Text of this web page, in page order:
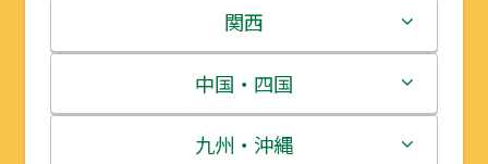
岩手県
宮城県
秋田県
栃木県
群馬県
埼玉県
新潟県
富山県
石川県
関西
三重県
滋賀県
中国・四国
鳥取県
九州・沖縄